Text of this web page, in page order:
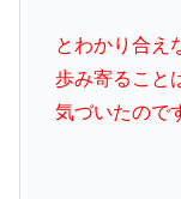
とわかり合え
歩み寄ること
気づいたので